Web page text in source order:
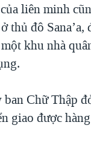
liên minh
thủ đô Sana’a,
khu nhà
Chữ Thập
giao được